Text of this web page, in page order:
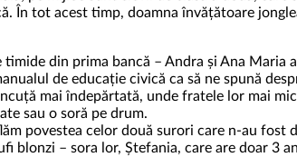
În tot acest timp, doamna învățătoare
din prima bancă – Andra și Ana Maria
de educație civică ca să ne spună
mai îndepărtată, unde fratele lor mai
sau o soră pe drum.
povestea celor două surori care n-au
blonzi – sora lor, Ștefania, care are doar 3